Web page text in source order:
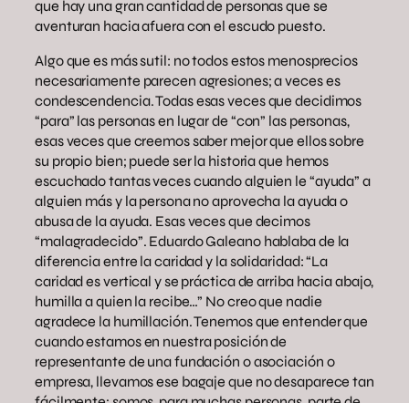
que hay una gran cantidad de personas que se
aventuran hacia afuera con el escudo puesto.
Algo que es más sutil: no todos estos menosprecios
necesariamente parecen agresiones; a veces es
condescendencia. Todas esas veces que decidimos
“para” las personas en lugar de “con” las personas,
esas veces que creemos saber mejor que ellos sobre
su propio bien; puede ser la historia que hemos
escuchado tantas veces cuando alguien le “ayuda” a
alguien más y la persona no aprovecha la ayuda o
abusa de la ayuda. Esas veces que decimos
“malagradecido”. Eduardo Galeano hablaba de la
diferencia entre la caridad y la solidaridad: “La
caridad es vertical y se práctica de arriba hacia abajo,
humilla a quien la recibe…” No creo que nadie
agradece la humillación. Tenemos que entender que
cuando estamos en nuestra posición de
representante de una fundación o asociación o
empresa, llevamos ese bagaje que no desaparece tan